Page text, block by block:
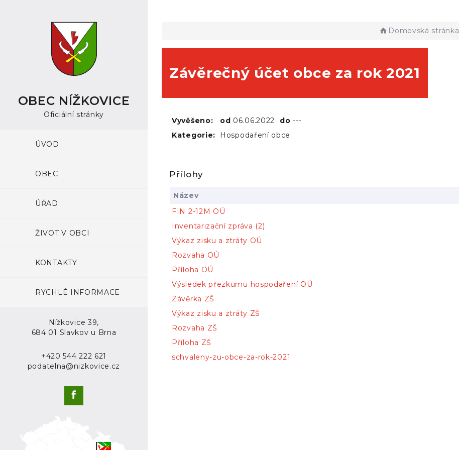
OBEC NÍŽKOVICE
Oficiální stránky
ÚVOD
OBEC
ÚŘAD
ŽIVOT V OBCI
KONTAKTY
RYCHLÉ INFORMACE
Nížkovice 39,
684 01 Slavkov u Brna
+420 544 222 621
podatelna@nizkovice.cz
Domovská stránka
Závěrečný účet obce za rok 2021
Vyvěšeno: od 06.06.2022 do---
Kategorie:
Hospodaření obce
Přílohy
Název
FIN 2-12M OÚ
Inventarizační zpráva (2)
Výkaz zisku a ztráty OÚ
Rozvaha OÚ
Příloha OÚ
Výsledek přezkumu hospodaření OÚ
Závěrka ZŠ
Výkaz zisku a ztráty ZŠ
Rozvaha ZŠ
Příloha ZŠ
schvaleny-zu-obce-za-rok-2021